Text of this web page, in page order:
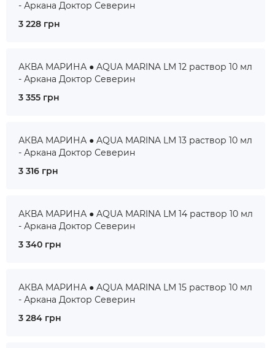
- Аркана Доктор Северин
3 228 грн
АКВА МАРИНА ● AQUA MARINA LM 12 раствор 10 мл
- Аркана Доктор Северин
3 355 грн
АКВА МАРИНА ● AQUA MARINA LM 13 раствор 10 мл
- Аркана Доктор Северин
3 316 грн
АКВА МАРИНА ● AQUA MARINA LM 14 раствор 10 мл
- Аркана Доктор Северин
3 340 грн
АКВА МАРИНА ● AQUA MARINA LM 15 раствор 10 мл
- Аркана Доктор Северин
3 284 грн